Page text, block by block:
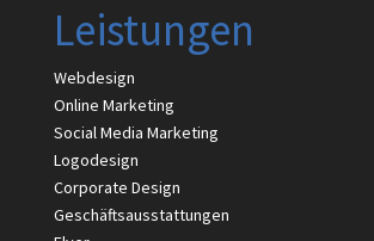
Leistungen
Webdesign
Online Marketing
Social Media Marketing
Logodesign
Corporate Design
Geschäftsausstattungen